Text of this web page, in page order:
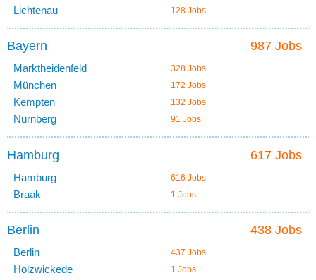
Lichtenau 128 Jobs
987 Jobs
Bayern
Marktheidenfeld 328 Jobs
München 172 Jobs
Kempten 132 Jobs
Nürnberg 91 Jobs
617 Jobs
Hamburg
Hamburg 616 Jobs
Braak 1 Jobs
438 Jobs
Berlin
Berlin 437 Jobs
Holzwickede 1 Jobs